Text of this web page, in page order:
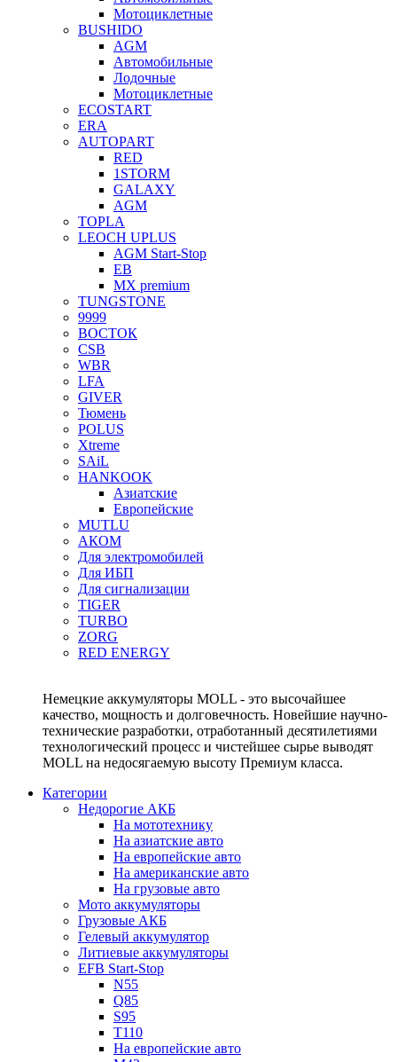
Мотоциклетные
BUSHIDO
AGM
Автомобильные
Лодочные
Мотоциклетные
ECOSTART
ERA
AUTOPART
RED
1STORM
GALAXY
AGM
TOPLA
LEOCH UPLUS
AGM Start-Stop
EB
MX premium
TUNGSTONE
9999
ВОСТОК
CSB
WBR
LFA
GIVER
Тюмень
POLUS
Xtreme
SAiL
HANKOOK
Азиатские
Европейские
MUTLU
АКОМ
Для электромобилей
Для ИБП
Для сигнализации
TIGER
TURBO
ZORG
RED ENERGY
Немецкие аккумуляторы MOLL - это высочайшее
качество, мощность и долговечность. Новейшие научно-
технические разработки, отработанный десятилетиями
технологический процесс и чистейшее сырье выводят
MOLL на недосягаемую высоту Премиум класса.
Категории
Недорогие АКБ
На мототехнику
На азиатские авто
На европейские авто
На американские авто
На грузовые авто
Мото аккумуляторы
Грузовые АКБ
Гелевый аккумулятор
Литиевые аккумуляторы
EFB Start-Stop
N55
Q85
S95
T110
На европейские авто